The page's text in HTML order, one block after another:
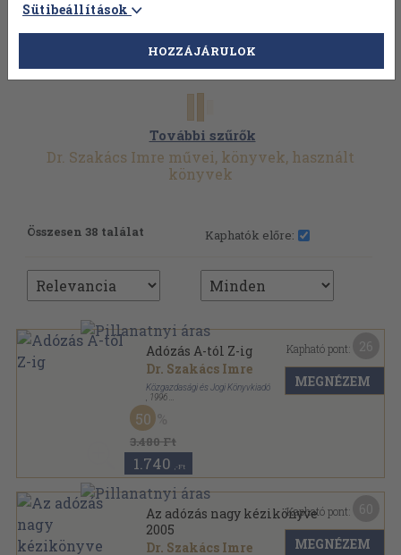
További szűrők
Dr. Szakács Imre művei, könyvek, használt
könyvek
Összesen 38 találat Kaphatók előre:
Adózás A-tól Z-ig
Dr. Szakács Imre
Közgazdasági és Jogi Könyvkiadó
1996
Ragasztott papírkötés
3.480 Ft
50
1.740 ,-Ft
Kapható pont:
MEGNÉZEM
Az adózás nagy kézikönyve
2005
Dr. Szakács Imre
Kapható pont:
MEGNÉZEM
Sütibeállítások
HOZZÁJÁRULOK